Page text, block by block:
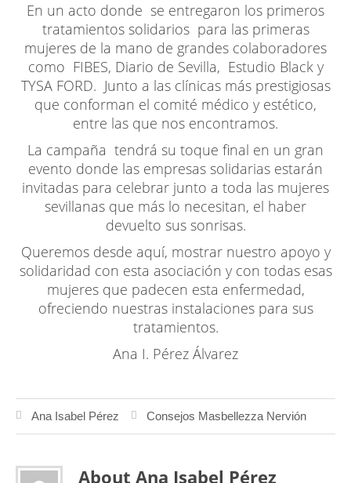
En un acto donde se entregaron los primeros
tratamientos solidarios para las primeras
mujeres de la mano de grandes colaboradores
como FIBES, Diario de Sevilla, Estudio Black y
TYSA FORD. Junto a las clínicas más prestigiosas
que conforman el comité médico y estético,
entre las que nos encontramos.
La campaña tendrá su toque final en un gran
evento donde las empresas solidarias estarán
invitadas para celebrar junto a toda las mujeres
sevillanas que más lo necesitan, el haber
devuelto sus sonrisas.
Queremos desde aquí, mostrar nuestro apoyo y
solidaridad con esta asociación y con todas esas
mujeres que padecen esta enfermedad,
ofreciendo nuestras instalaciones para sus
tratamientos.
Ana I. Pérez Álvarez
Ana Isabel Pérez Consejos Masbellezza Nervión
About Ana Isabel Pérez